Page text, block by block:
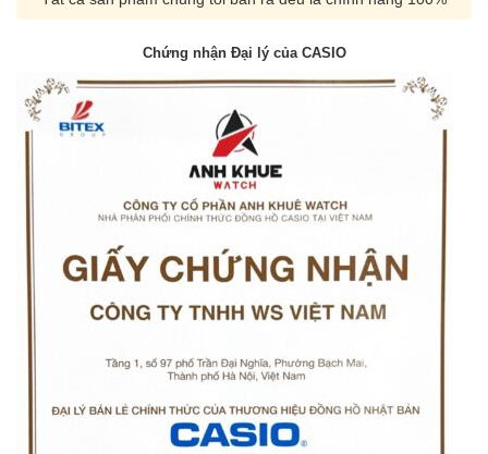
Chứng nhận Đại lý của CASIO